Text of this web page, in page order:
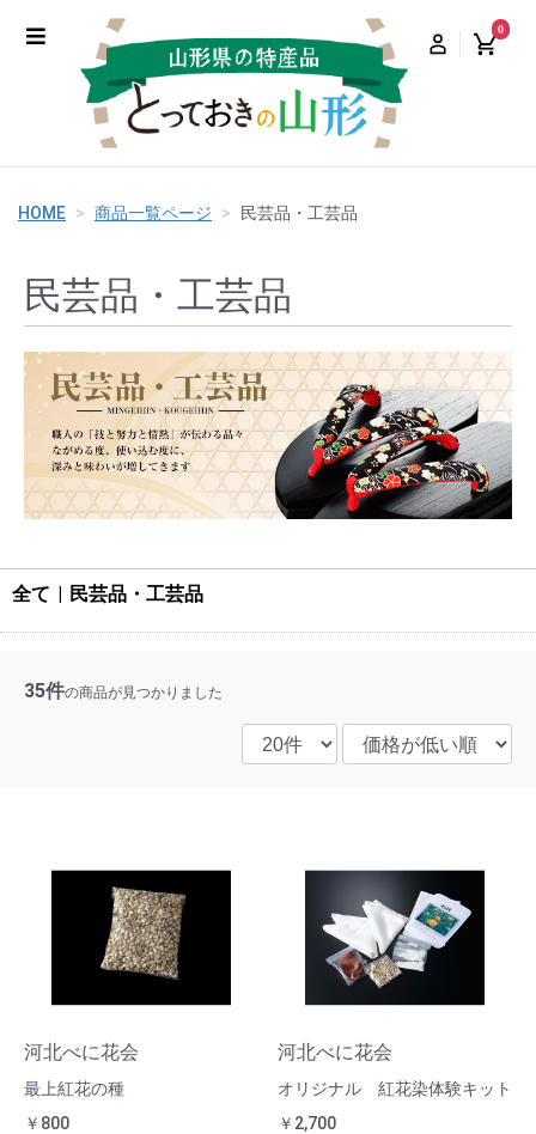
0
HOME 商品一覧ページ 民芸品・工芸品
民芸品・工芸品
全て | 民芸品・工芸品
35件の商品が見つかりました
河北べに花会
最上紅花の種
￥800
河北べに花会
オリジナル 紅花染体験キット
￥2,700